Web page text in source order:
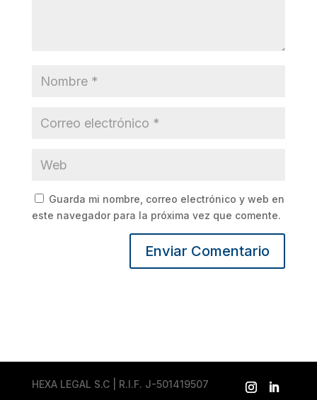
Guarda mi nombre, correo electrónico y web en
este navegador para la próxima vez que comente.
HEXA LEGAL S.C | R.I.F. J-501419507